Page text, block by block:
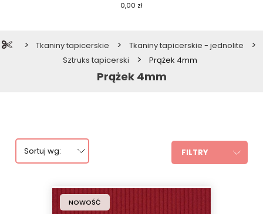
0,00 zł
> Tkaniny tapicerskie > Tkaniny tapicerskie - jednolite >
Sztruks tapicerski > Prążek 4mm
Prążek 4mm
Sortuj wg: FILTRY
NOWOŚĆ